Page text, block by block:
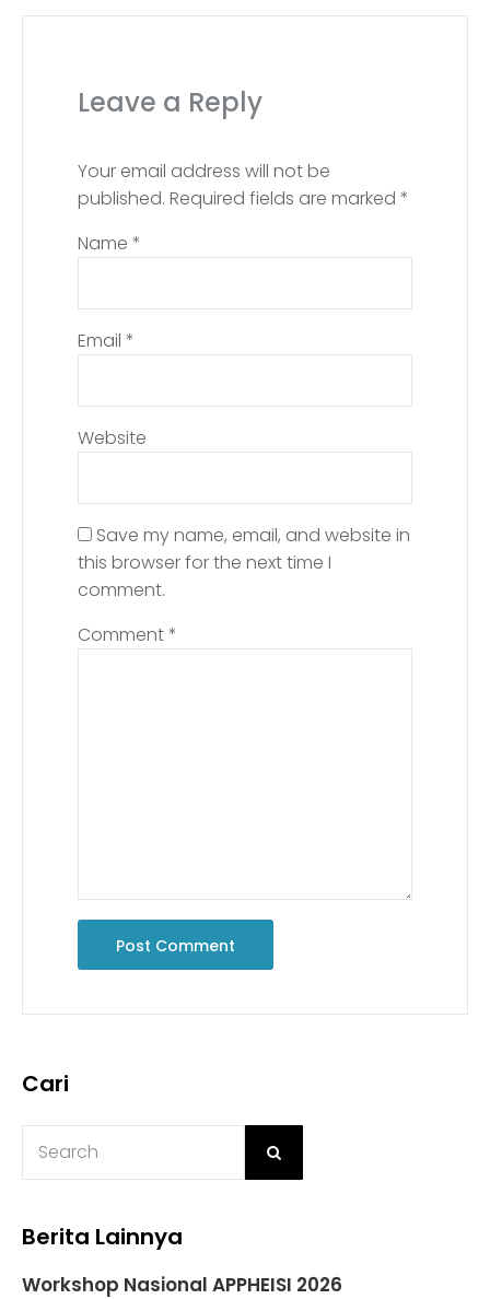
Leave a Reply
Your email address will not be
published. Required fields are marked *
Name *
Email *
Website
Save my name, email, and website in
this browser for the next time I
comment.
Comment*
Cari
Berita Lainnya
Workshop Nasional APPHEISI 2026